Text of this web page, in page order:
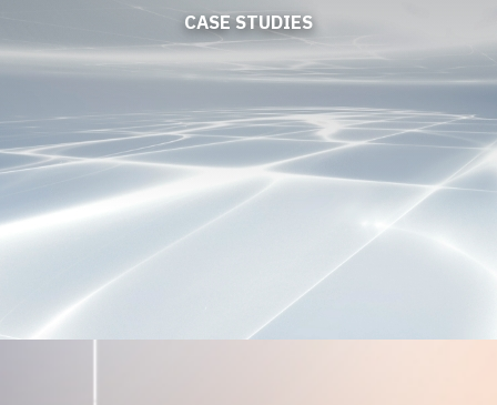
CASE STUDIES